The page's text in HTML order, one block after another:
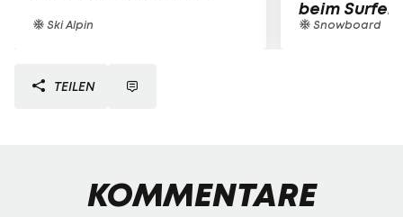
Ski Alpin
beim Surfen
Snowboard
TEILEN
KOMMENTARE